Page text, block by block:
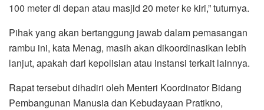
100 meter di depan atau masjid 20 meter ke kiri,” tuturnya.
Pihak yang akan bertanggung jawab dalam pemasangan
rambu ini, kata Menag, masih akan dikoordinasikan lebih
lanjut, apakah dari kepolisian atau instansi terkait lainnya.
Rapat tersebut dihadiri oleh Menteri Koordinator Bidang
Pembangunan Manusia dan Kebudayaan Pratikno,